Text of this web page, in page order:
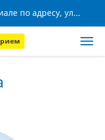
Будем рады вас видеть в новом филиале по адресу, ул. Кижеватова, 8!